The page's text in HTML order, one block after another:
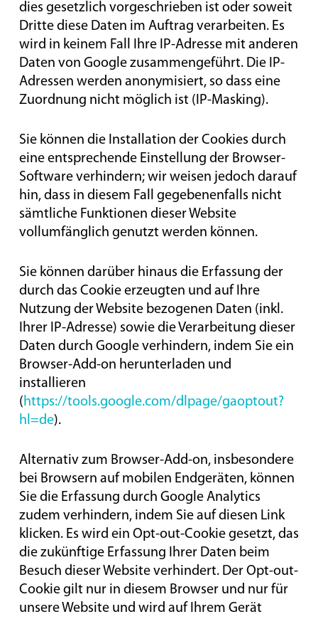
dies gesetzlich vorgeschrieben ist oder soweit
Dritte diese Daten im Auftrag verarbeiten. Es
wird in keinem Fall Ihre IP-Adresse mit anderen
Daten von Google zusammengeführt. Die IP-
Adressen werden anonymisiert, so dass eine
Zuordnung nicht möglich ist (IP-Masking).
Sie können die Installation der Cookies durch
eine entsprechende Einstellung der Browser-
Software verhindern; wir weisen jedoch darauf
hin, dass in diesem Fall gegebenenfalls nicht
sämtliche Funktionen dieser Website
vollumfänglich genutzt werden können.
Sie können darüber hinaus die Erfassung der
durch das Cookie erzeugten und auf Ihre
Nutzung der Website bezogenen Daten (inkl.
Ihrer IP-Adresse) sowie die Verarbeitung dieser
Daten durch Google verhindern, indem Sie ein
Browser-Add-on herunterladen und
installieren
(https://tools.google.com/dlpage/gaoptout?
hl=de).
Alternativ zum Browser-Add-on, insbesondere
bei Browsern auf mobilen Endgeräten, können
Sie die Erfassung durch Google Analytics
zudem verhindern, indem Sie auf diesen Link
klicken. Es wird ein Opt-out-Cookie gesetzt, das
die zukünftige Erfassung Ihrer Daten beim
Besuch dieser Website verhindert. Der Opt-out-
Cookie gilt nur in diesem Browser und nur für
unsere Website und wird auf Ihrem Gerät